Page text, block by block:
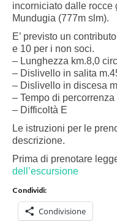
incorniciato dalle rocce
Mundugia (777m slm).
E’ previsto un
e 10 per i non soci.
– Lunghezza km.8,0
– Dislivello in salita
– Dislivello in discesa
– Tempo di
– Difficoltà E
Le istruzioni per le
descrizione.
Prima di prenotare
dell’escursione
Condividi:
Condivisione